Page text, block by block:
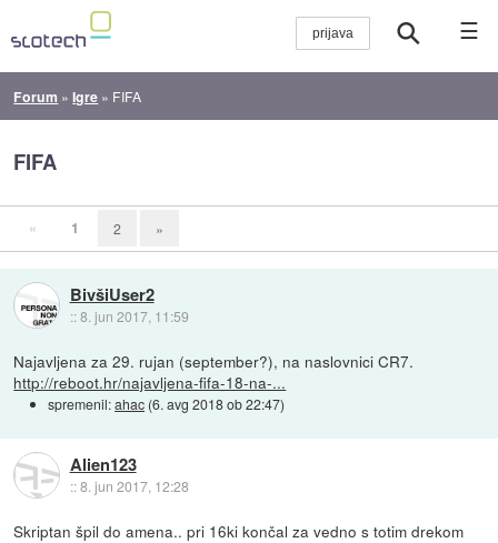
☰
Forum »Igre » FIFA
FIFA
« 1 2 »
BivšiUser2
::8. jun 2017, 11:59
Najavljena za 29. rujan (september?), na naslovnici CR7.
http://reboot.hr/najavljena-fifa-18-na-...
spremenil:ahac (6. avg 2018 ob 22:47)
Alien123
::8. jun 2017, 12:28
Skriptan špil do amena.. pri 16ki končal za vedno s totim drekom